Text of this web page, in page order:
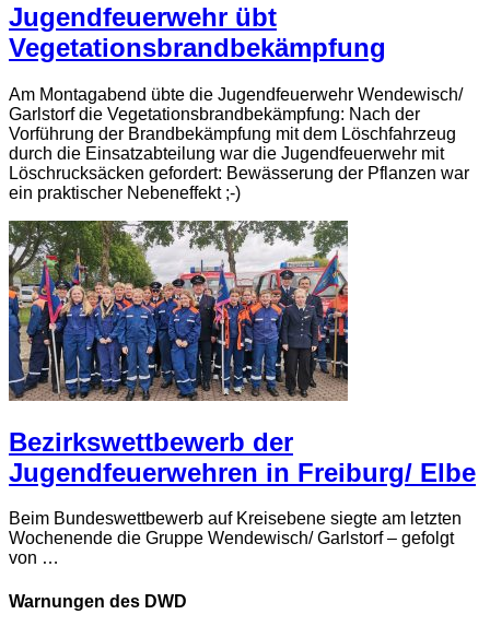
Jugendfeuerwehr übt
Vegetationsbrandbekämpfung
Am Montagabend übte die Jugendfeuerwehr Wendewisch/
Garlstorf die Vegetationsbrandbekämpfung: Nach der
Vorführung der Brandbekämpfung mit dem Löschfahrzeug
durch die Einsatzabteilung war die Jugendfeuerwehr mit
Löschrucksäcken gefordert: Bewässerung der Pflanzen war
ein praktischer Nebeneffekt ;-)
Bezirkswettbewerb der
Jugendfeuerwehren in Freiburg/ Elbe
Beim Bundeswettbewerb auf Kreisebene siegte am letzten
Wochenende die Gruppe Wendewisch/ Garlstorf – gefolgt
von …
Warnungen des DWD